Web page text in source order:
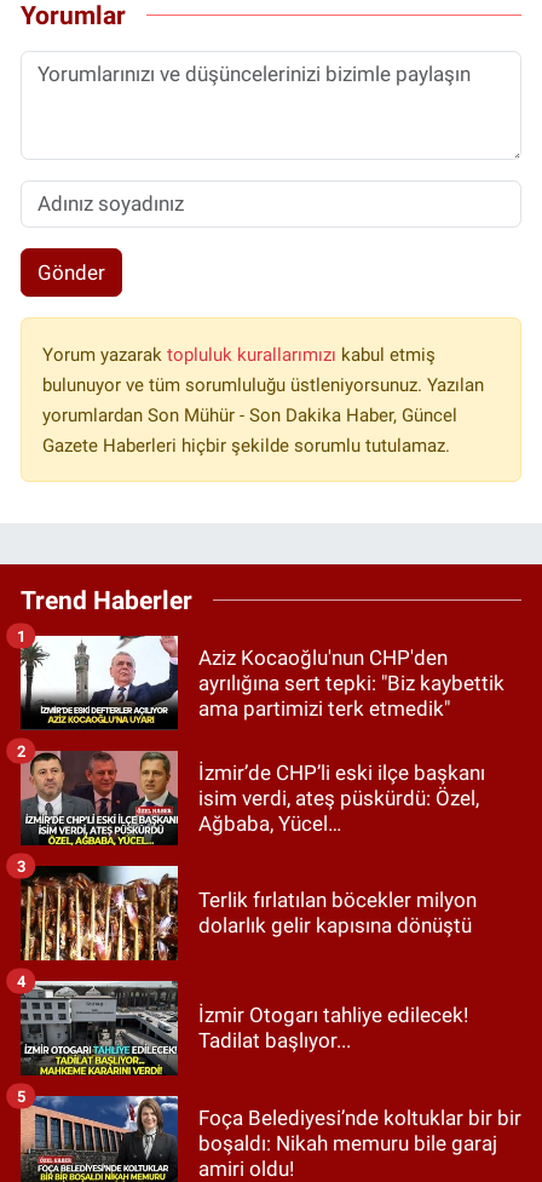
Yorumlar
Gönder
Yorum yazarak topluluk kurallarımızı kabul etmiş
bulunuyor ve tüm sorumluluğu üstleniyorsunuz. Yazılan
yorumlardan Son Mühür - Son Dakika Haber, Güncel
Gazete Haberleri hiçbir şekilde sorumlu tutulamaz.
Trend Haberler
Aziz Kocaoğlu'nun CHP'den
ayrılığına sert tepki: "Biz kaybettik
ama partimizi terk etmedik"
1
İzmir’de CHP’li eski ilçe başkanı
isim verdi, ateş püskürdü: Özel,
Ağbaba, Yücel…
2
Terlik fırlatılan böcekler milyon
dolarlık gelir kapısına dönüştü
3
İzmir Otogarı tahliye edilecek!
Tadilat başlıyor...
4
Foça Belediyesi’nde koltuklar bir bir
boşaldı: Nikah memuru bile garaj
amiri oldu!
5